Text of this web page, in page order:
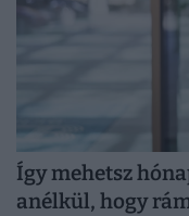
Így mehetsz
anélkül, hogy